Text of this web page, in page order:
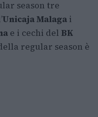
season tre
Unicaja Malaga i
e i cechi del BK
regular season è